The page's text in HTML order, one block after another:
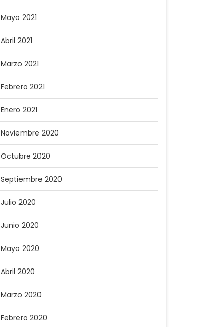
Mayo 2021
Abril 2021
Marzo 2021
Febrero 2021
Enero 2021
Noviembre 2020
Octubre 2020
Septiembre 2020
Julio 2020
Junio 2020
Mayo 2020
Abril 2020
Marzo 2020
Febrero 2020